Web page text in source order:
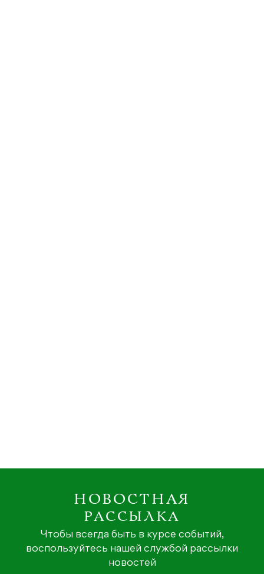
НОВОСТНАЯ
РАССЫЛКА
Чтобы всегда быть в курсе событий,
воспользуйтесь нашей службой рассылки
новостей